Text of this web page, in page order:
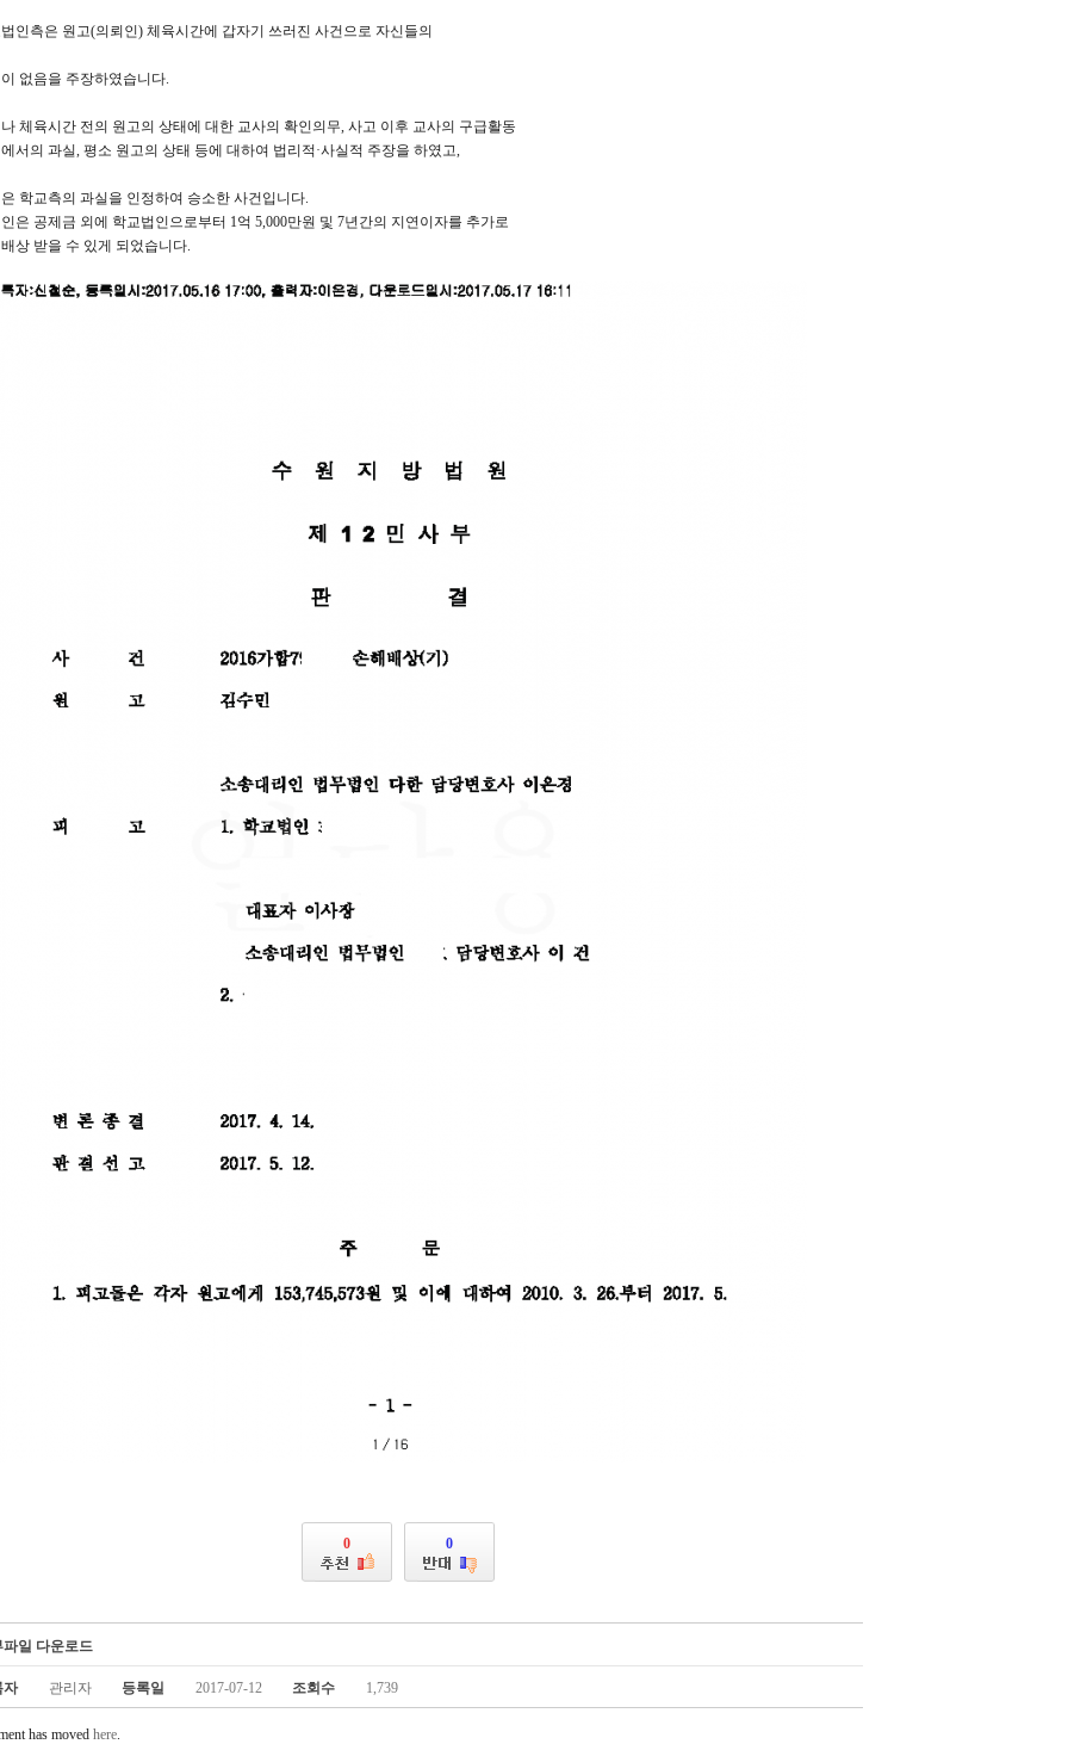
인측은 원고(의뢰인) 체육시간에 갑자기 쓰러진 사건으로 자신들의
없음을 주장하였습니다.
체육시간 전의 원고의 상태에 대한 교사의 확인의무, 사고 이후 교사의 구급활동
서의 과실, 평소 원고의 상태 등에 대하여 법리적·사실적 주장을 하였고,
학교측의 과실을 인정하여 승소한 사건입니다.
은 공제금 외에 학교법인으로부터 1억 5,000만원 및 7년간의 지연이자를 추가로
상 받을 수 있게 되었습니다.
0 0
파일 다운로드
자 관리자 등록일 2017-07-12 조회수 1,739
has moved here.